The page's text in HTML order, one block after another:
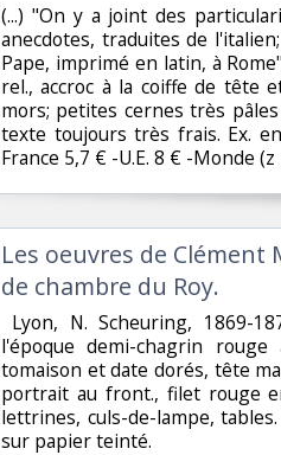
‎(...) "On y a joint des
anecdotes, traduites de
Pape, imprimé en latin, à
rel., accroc à la coiffe de tête
mors; petites cernes très
texte toujours très frais. Ex.
France 5,7 € -U.E. 8 € -Monde (z
‎Les oeuvres de Clément
de chambre du Roy. ‎
Lyon, N. Scheuring, 1869-
l'époque demi-chagrin
tomaison et date dorés, tête
portrait au front., filet rouge
lettrines, culs-de-lampe,
sur papier teinté. ‎